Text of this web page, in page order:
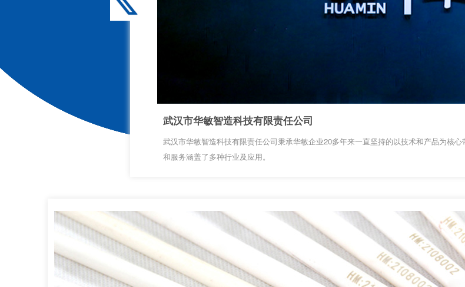
武汉市华敏智造科技有限责任公司
武汉市华敏智造科技有限责任公司秉承华敏企业20多年来一直坚持的以技术和产品为核
和服务涵盖了多种行业及应用。